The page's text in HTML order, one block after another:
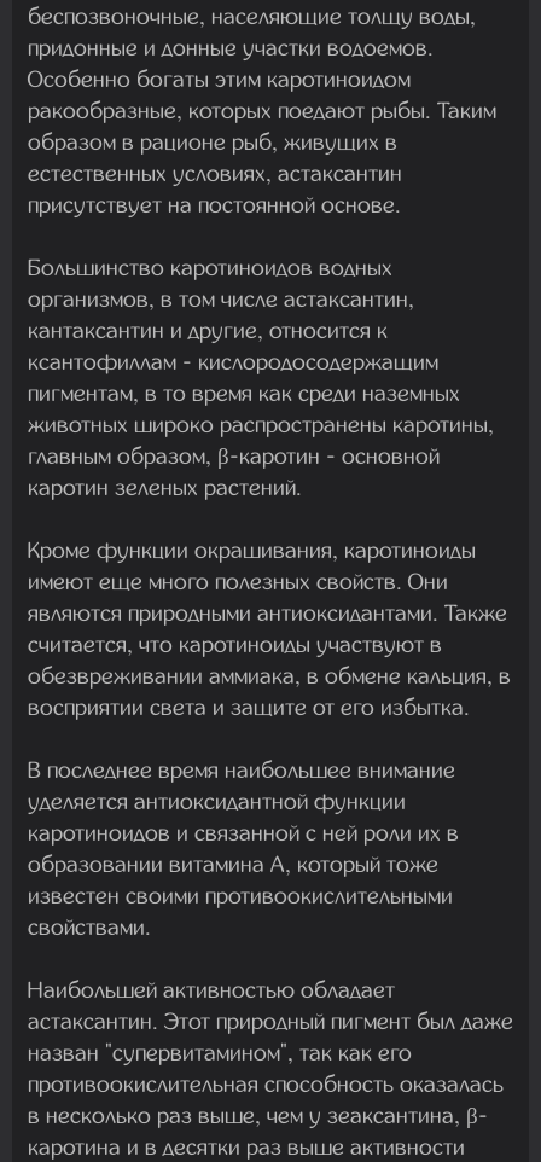
беспозвоночные, населяющие толщу воды,
придонные и донные участки водоемов.
Особенно богаты этим каротиноидом
ракообразные, которых поедают рыбы. Таким
образом в рационе рыб, живущих в
естественных условиях, астаксантин
присутствует на постоянной основе.
Большинство каротиноидов водных
организмов, в том числе астаксантин,
кантаксантин и другие, относится к
ксантофиллам - кислородосодержащим
пигментам, в то время как среди наземных
животных широко распространены каротины,
главным образом, β-каротин - основной
каротин зеленых растений.
Кроме функции окрашивания, каротиноиды
имеют еще много полезных свойств. Они
являются природными антиоксидантами. Также
считается, что каротиноиды участвуют в
обезвреживании аммиака, в обмене кальция, в
восприятии света и защите от его избытка.
В последнее время наибольшее внимание
уделяется антиоксидантной функции
каротиноидов и связанной с ней роли их в
образовании витамина А, который тоже
известен своими противоокислительными
свойствами.
Наибольшей активностью обладает
астаксантин. Этот природный пигмент был даже
назван "супервитамином", так как его
противоокислительная способность оказалась
в несколько раз выше, чем у зеаксантина, β-
каротина и в десятки раз выше активности